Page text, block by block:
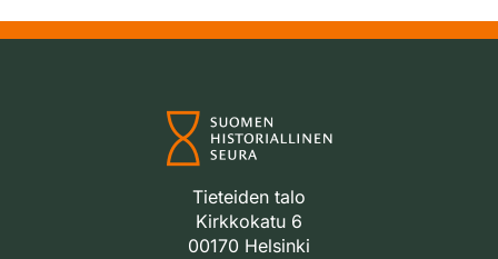
Tieteiden talo
Kirkkokatu 6
00170 Helsinki